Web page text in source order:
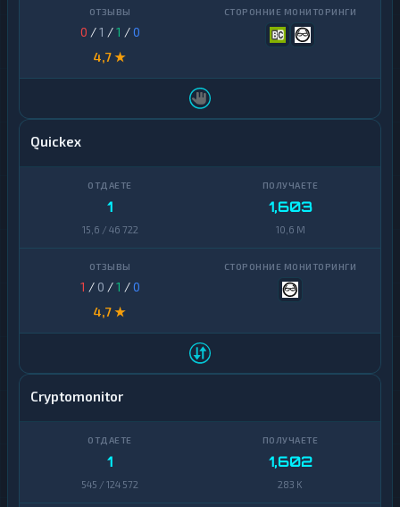
0 /1 /1 /0
4,7 ★
Quickex
1
15,6 / 46 722
1,603
10,6 M
1 / 0 /1 /0
4,7 ★
Cryptomonitor
1
545 / 124 572
1,602
283 K